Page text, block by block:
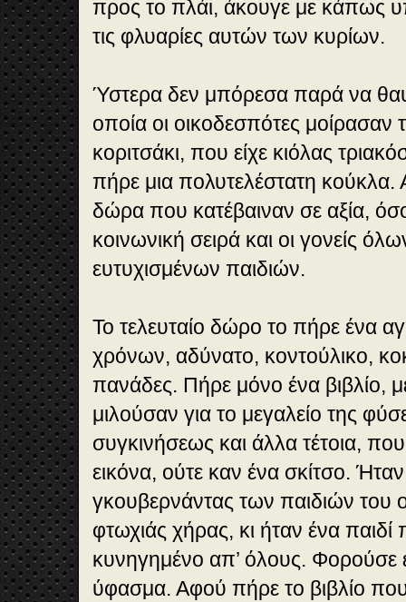
προς το πλάι, άκουγε με κάπως
τις φλυαρίες αυτών των κυρίων.
Ύστερα δεν μπόρεσα παρά να
οποία οι οικοδεσπότες μοίρασαν
κοριτσάκι, που είχε κιόλας
πήρε μια πολυτελέστατη
δώρα που κατέβαιναν σε αξία,
κοινωνική σειρά και οι γονείς
ευτυχισμένων παιδιών.
Το τελευταίο δώρο το πήρε ένα
χρόνων, αδύνατο, κοντούλικο,
πανάδες. Πήρε μόνο ένα βιβλίο,
μιλούσαν για το μεγαλείο της
συγκινήσεως και άλλα τέτοια, που
εικόνα, ούτε καν ένα σκίτσο.
γκουβερνάντας των παιδιών του
φτωχιάς χήρας, κι ήταν ένα
κυνηγημένο απ’ όλους. Φορούσε
ύφασμα. Αφού πήρε το βιβλίο